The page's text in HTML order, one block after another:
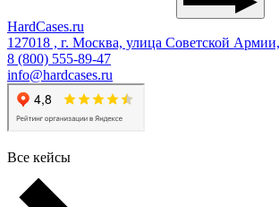
HardCases.ru
127018 , г. Москва, улица Советской
8 (800) 555-89-47
info@hardcases.ru
Все кейсы